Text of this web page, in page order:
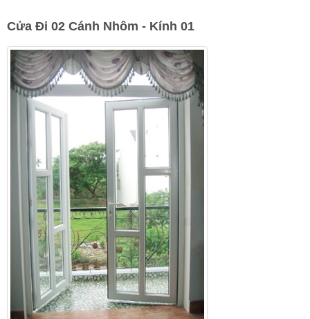
Cửa Đi 02 Cánh Nhôm - Kính 01